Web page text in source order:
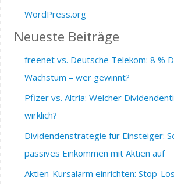
WordPress.org
Neueste Beiträge
freenet vs. Deutsche Telekom: 8 %
Wachstum – wer gewinnt?
Pfizer vs. Altria: Welcher
wirklich?
Dividendenstrategie für Einsteiger:
passives Einkommen mit Aktien auf
Aktien-Kursalarm einrichten: Stop-